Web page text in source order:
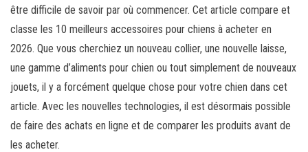
être difficile de savoir par où commencer. Cet article compare et
classe les 10 meilleurs accessoires pour chiens à acheter en
2026. Que vous cherchiez un nouveau collier, une nouvelle laisse,
une gamme d’aliments pour chien ou tout simplement de nouveaux
jouets, il y a forcément quelque chose pour votre chien dans cet
article. Avec les nouvelles technologies, il est désormais possible
de faire des achats en ligne et de comparer les produits avant de
les acheter.